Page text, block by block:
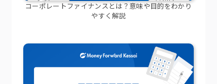
コーポレートファイナンスとは？意味や目的をわかり
やすく解説